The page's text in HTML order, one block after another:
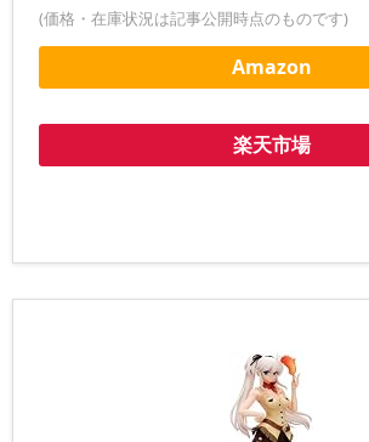
(価格・在庫状況は記事公開時点のものです)
Amazon
楽天市場